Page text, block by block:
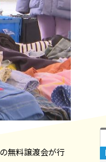
無料譲渡会が行